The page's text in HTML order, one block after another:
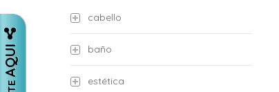
AQUI
cabello
baño
estética